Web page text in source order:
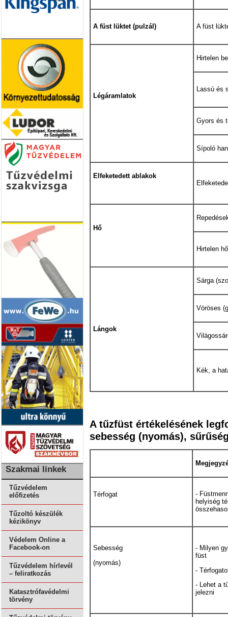
Szakmai linkek
Tűzvédelem
előfizetés
Tűzoltó készülék
kézikönyv
Védelem Online a
Facebook-on
Tűzvédelem hírlevél
– feliratkozás
Katasztrófavédelmi
törvény
A füst lüktet (pulzál) A füst
Légáramlatok
Hirtelen
Lassú és
Gyors és
Sípoló
Elfeketedett ablakok
Hő
Hirtelen
Lángok
Sárga
Vöröses
Kék, a
A tűzfüst értékelésének
sebesség (nyomás),
Térfogat
-
helyiség
Sebesség
(nyomás)
- Milyen
füst
-
- Lehet a
jelezni